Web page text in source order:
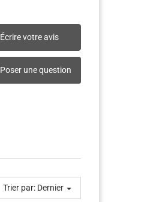
Écrire votre avis
Poser une question
Trier par: Dernier